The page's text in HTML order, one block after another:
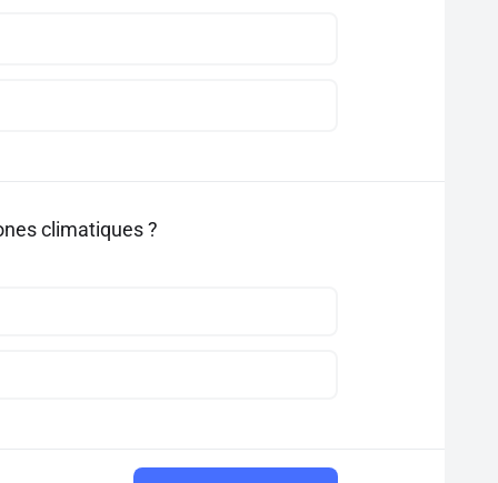
climatiques ?